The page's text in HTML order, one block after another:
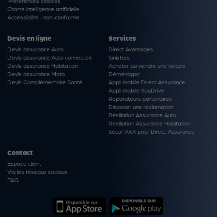
Charte intelligence artificielle
Accessibilité : non-conforme
Devis en ligne
Devis assurance Auto
Devis assurance Auto connectée
Devis assurance Habitation
Devis assurance Moto
Devis Complémentaire Santé
Services
Direct Avantages
Sinistres
Acheter ou vendre une voiture
Déménager
Appli mobile Direct Assurance
Appli mobile YouDrive
Réparateurs partenaires
Déposer une réclamation
Résiliation Assurance Auto
Résiliation Assurance Habitation
Secur'AXA pour Direct Assurance
Contact
Espace client
Via les réseaux sociaux
FAQ